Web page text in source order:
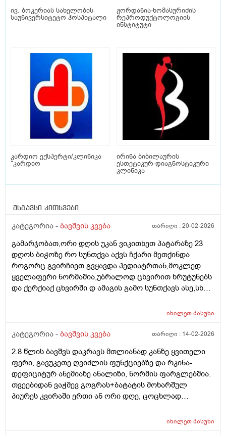
ივ. ბოკერიას სახელობის
საუნივერსიტეტო ჰოსპიტალი
ჟორდანია-ხომასურიძის
რეპროდუქტოლოგიის
ინსტიტუტი
კარდიო ექსპერტი/კლინიკა
"კარდიო
ირინა ბიბილაურის
ესთეტიკურ-დიაგნოსტიკური
კლინიკა
მსგავსი კითხვები
კატეგორია - ბავშვის კვება თარიღი :20-02-2026
გამარჯობათ,ორი დღის უკან ვიკითხეთ პატარაზე 23
დღოს ბიჭოზე რო სუნთქვა აქვს ჩქარი მეთქინდა
როგორც გვირჩიეთ გვყავდა პედიატრთან,მოკლედ
ყველაფერი ნორმაშია,უბრალოდ ცხვირით ხრუტუნებს
და ქერქიაქ ცხვირში დ ამაგის გამო სუნთქავს ასე,სხვა
დღის 4.600 დღეს ავწონეთ,ჭამს სიმილაკ გოლდ 1.
კიდევ უნდა,ამ საღამოთი არაფრით არ დაიძინა,90
სოსკას ისე წოვს ლამის გახიოს და ასეთ დროს 120 გრ
რო მივცეთ რამე დაშავდება?როცა მივეცით 120 გრ
შეჭამა და კაი ნაქეიფარივით გატრუნული იყო და
ეძინა კარგად,რას გვირჩევთ არ აღებინებს და
პირიქით ეძებს და გადავიყვანოთ პირდაპირ 120
როგორ ჯობია?და რას იტყვით კიდევ სიმილაკი
იხილეთპასუხი
კატეგორია - ბავშვის კვება თარიღი : 14-02-2026
2.8 წლის ბავშვს დაკრავს მთლიანად კანზე ყვითელი
ფერი, გავუკეთე ღვიძლის ფუნქციებზე და რკინა-
დეფიციტურ ანემიაზე ანალიზი, ნორმის ფარგლებშია.
თვეებიდან ვაჭმევ გოგრას+ბატატის მოხარშულ
პიურეს კვირაში ერთი ან ორი დღე, ცოცხლად
სეზონზე მანდარინსაც საკმაოდ ბევრს მიირთმევდა.
იხილეთპასუხი